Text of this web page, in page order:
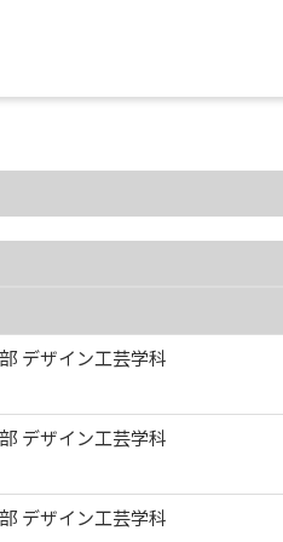
デザイン工芸学科
デザイン工芸学科
デザイン工芸学科